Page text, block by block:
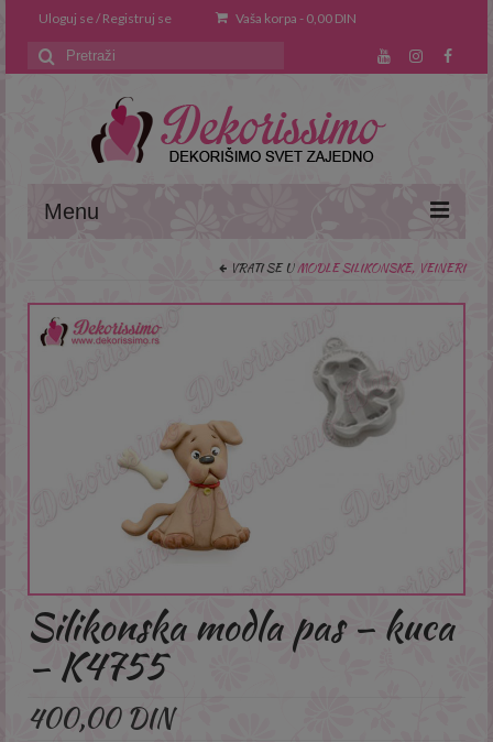
Uloguj se / Registruj se Vaša korpa - 0,00 DIN
Search
for:
Menu
O nama
Saveti i trikovi
VRATI SE UMODLE SILIKONSKE, VEINERI
Silikonska modla pas – kuca
– K4755
400,00 DIN